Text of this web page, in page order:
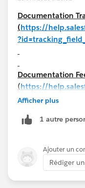
Documentation
(https://
Documentation
(https://
?
en_US)
Documentation
https://
Afficher plus
1 autre
Ajouter un
Rédiger